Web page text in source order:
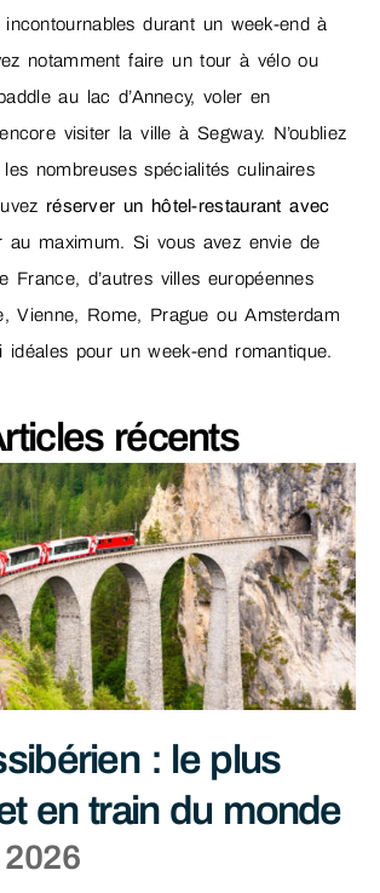
durant un week-end à
notamment faire un tour à vélo ou
au lac d’Annecy, voler en
visiter la ville à Segway. N’oubliez
nombreuses spécialités culinaires
réserver un hôtel-restaurant avec
maximum. Si vous avez envie de
France, d’autres villes européennes
Vienne, Rome, Prague ou Amsterdam
idéales pour un week-end romantique.
récents
: le plus
en train du monde